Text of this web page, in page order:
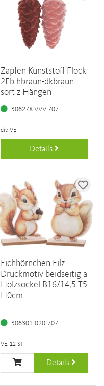
Zapfen Kunststoff Flock
2Fb hbraun-dkbraun
sort z Hängen
306278-VVV-707
div. VE
Details
Eichhörnchen Filz
Druckmotiv beidseitig a
Holzsockel B16/14,5 T5
H0cm
306301-020-707
VE: 12 ST
Details